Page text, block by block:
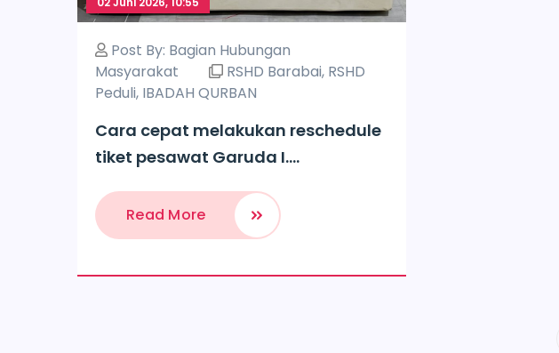
Post By: Bagian Hubungan
Masyarakat
RSHD Barabai, RSHD
Peduli, IBADAH QURBAN
Cara cepat melakukan reschedule
tiket pesawat Garuda I....
Read More